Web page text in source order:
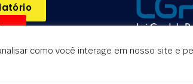
como você interage em nosso site e